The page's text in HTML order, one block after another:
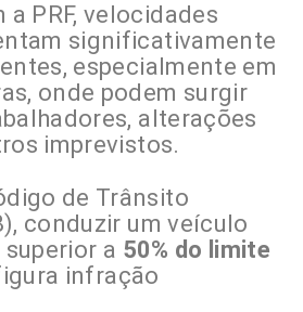
a PRF, velocidades
significativamente
especialmente em
onde podem surgir
alterações
imprevistos.
de Trânsito
conduzir um veículo
a 50% do limite
infração